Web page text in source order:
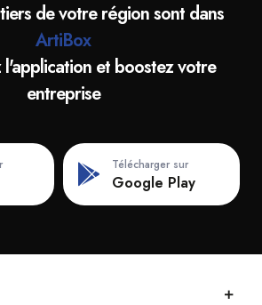
de votre région sont dans
ArtiBox
l'application et boostez votre
entreprise
Télécharger sur
Google Play